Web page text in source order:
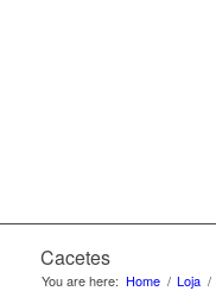
Cacetes
You are here: Home / Loja /